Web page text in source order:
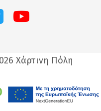
Χάρτινη Πόλη